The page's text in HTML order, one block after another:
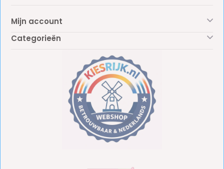
Mijn account
Categorieën